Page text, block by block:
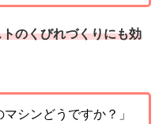
のくびれづくりにも効
シンどうですか？」